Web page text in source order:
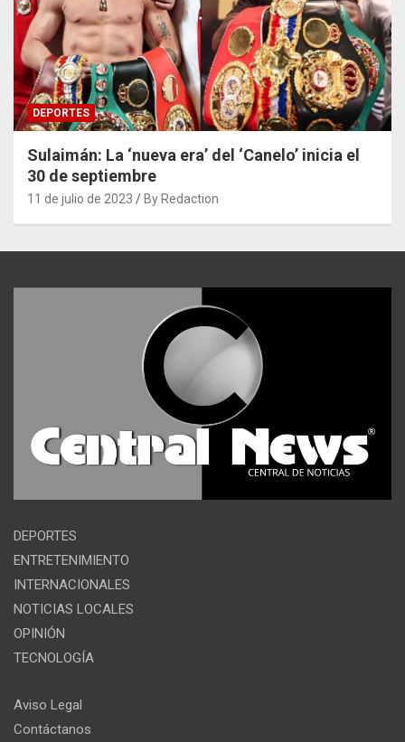
DEPORTES
Sulaimán: La ‘nueva era’ del ‘Canelo’ inicia el
30 de septiembre
11 de julio de 2023 By Redaction
DEPORTES
ENTRETENIMIENTO
INTERNACIONALES
NOTICIAS LOCALES
OPINIÓN
TECNOLOGÍA
Aviso Legal
Contáctanos